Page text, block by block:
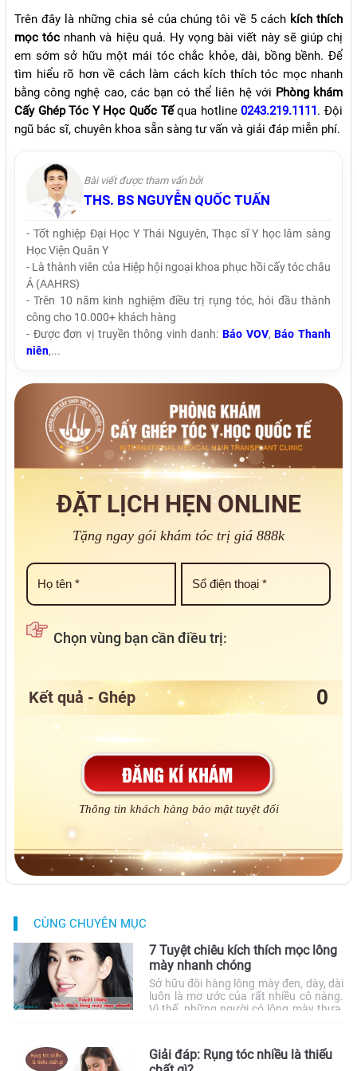
Trên đây là những chia sẻ của chúng tôi về 5 cách kích thích
mọc tóc nhanh và hiệu quả. Hy vọng bài viết này sẽ giúp chị
em sớm sở hữu một mái tóc chắc khỏe, dài, bồng bềnh. Để
tìm hiểu rõ hơn về cách làm cách kích thích tóc mọc nhanh
bằng công nghệ cao, các bạn có thể liên hệ với Phòng khám
Cấy Ghép Tóc Y Học Quốc Tếqua hotline0243.219.1111. Đội
ngũ bác sĩ, chuyên khoa sẵn sàng tư vấn và giải đáp miễn phí.
Bài viết được tham vấn bởi
THS. BS NGUYỄN QUỐC TUẤN
- Tốt nghiệp Đại Học Y Thái Nguyên, Thạc sĩ Y học lâm sàng
Học Viện Quân Y
- Là thành viên của Hiệp hội ngoại khoa phục hồi cấy tóc châu
Á (AAHRS)
- Trên 10 năm kinh nghiệm điều trị rụng tóc, hói đầu thành
công cho 10.000+ khách hàng
- Được đơn vị truyền thông vinh danh:Báo VOV,Báo Thanh
niên,...
ĐẶT LỊCH HẸN ONLINE
Tặng ngay gói khám tóc trị giá 888k
Chọn vùng bạn cần điều trị:
Kết quả - Ghép
Thông tin khách hàng bảo mật tuyệt đối
CÙNG CHUYÊN MỤC
7 Tuyệt chiêu kích thích mọc lông
mày nhanh chóng
Sở hữu đôi hàng lông mày đen, dày, dài
luôn là mơ ước của rất nhiều cô nàng.
Vì thế, những người có lông mày thưa,
với đôi mắt, lông mày làm nên diện mạo
riêng của mỗi người. Mỗi […]
Giải đáp: Rụng tóc nhiều là thiếu